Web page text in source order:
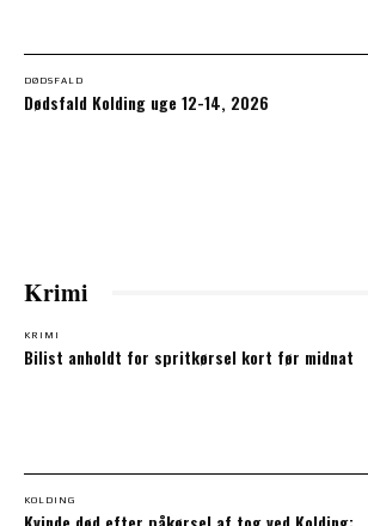
DØDSFALD
Dødsfald Kolding uge 12-14, 2026
Krimi
KRIMI
Bilist anholdt for spritkørsel kort før midnat
KOLDING